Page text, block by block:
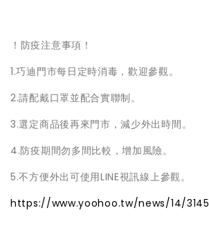
！防疫注意事項！
1.巧迪門市每日定時消毒，歡迎參觀。
2.請配戴口罩並配合實聯制。
3.選定商品後再來門市，減少外出時間。
4.防疫期間勿多間比較，增加風險。
5.不方便外出可使用LINE視訊線上參觀。
https://www.yoohoo.tw/news/14/3145